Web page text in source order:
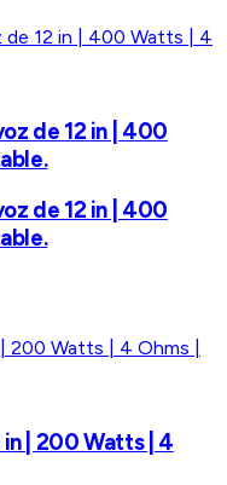
de 12 in | 400
de 12 in | 400
| 200 Watts | 4